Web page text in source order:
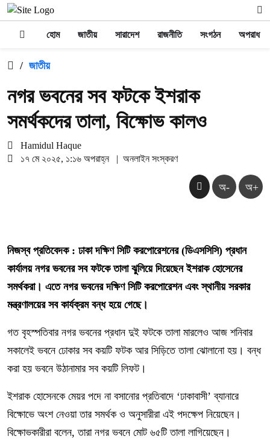
হোম জাতীয় সারাদেশ রাজনীতি সংগঠন অপরাধ
/ জাতীয়
নগর ভবনের সব ফটকে ইশরাক
সমর্থকদের তালা, বিক্ষোভ কালও
Hamidul Haque
১৭ মে ২০২৫, ১:১৬ অপরাহ্ন
| অনলাইন সংস্করণ
অ- অ+
নিজস্ব প্রতিবেদক : ঢাকা দক্ষিণ সিটি করপোরেশনের (ডিএসসিসি) প্রধান
কার্যালয় নগর ভবনের সব ফটকে তালা ঝুলিয়ে দিয়েছেন ইশরাক হোসেনের
সমর্থকরা। এতে নগর ভবনের দক্ষিণ সিটি করপোরেশন এবং স্থানীয় সরকার
মন্ত্রণালয়ের সব কার্যক্রম বন্ধ হয়ে গেছে।
গত বৃহস্পতিবার নগর ভবনের প্রধান দুই ফটকে তালা মারলেও আজ শনিবার
সকালেই ভবনে ঢোকার সব কয়টি ফটক আর সিড়িতে তালা ঝোলানো হয়। বন্ধ
করা হয় ভবনে উঠানামার সব কয়টি লিফট।
ইশরাক হোসেনকে মেয়র পদে না বসানোর প্রতিবাদে ‘ঢাকাবাসী’ ব্যানারে
বিক্ষোভে অংশ নেওয়া তার সমর্থক ও অনুসারীরা এই পদক্ষেপ নিয়েছেন।
বিক্ষোভকারীরা বলেন, তারা নগর ভবনে মোট ৬৫টি তালা লাগিয়েছেন।